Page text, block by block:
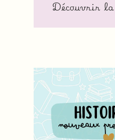
Découvrir la